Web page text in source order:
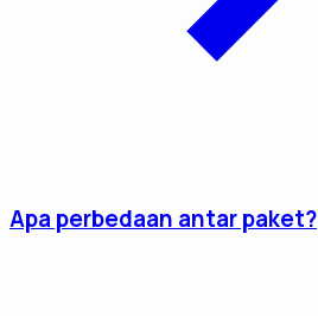
Apa perbedaan antar paket?